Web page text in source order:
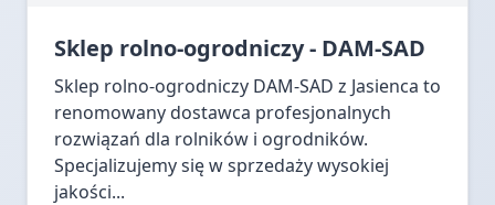
Sklep rolno-ogrodniczy - DAM-SAD
Sklep rolno-ogrodniczy DAM-SAD z Jasienca to
renomowany dostawca profesjonalnych
rozwiązań dla rolników i ogrodników.
Specjalizujemy się w sprzedaży wysokiej
jakości...